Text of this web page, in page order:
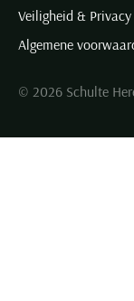
Veiligheid & Privacy
Algemene
© 2026 Schulte